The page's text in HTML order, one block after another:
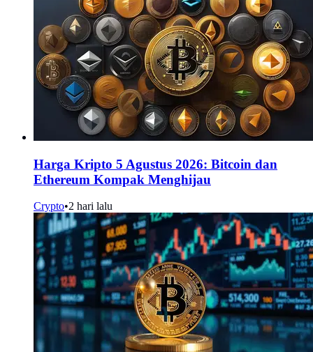
Harga Kripto 5 Agustus 2026: Bitcoin dan
Ethereum Kompak Menghijau
Crypto•2 hari lalu